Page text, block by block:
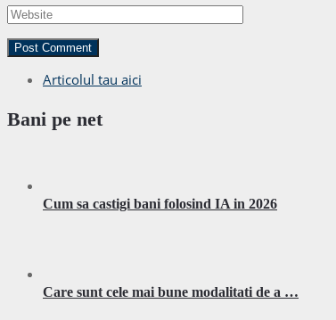
Articolul tau aici
Bani pe net
Cum sa castigi bani folosind IA in 2026
Care sunt cele mai bune modalitati de a …